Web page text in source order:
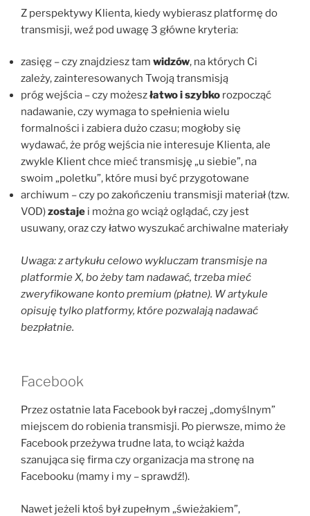
Z perspektywy Klienta, kiedy wybierasz platformę do
transmisji, weź pod uwagę 3 główne kryteria:
zasięg – czy znajdziesz tam widzów, na których Ci
zależy, zainteresowanych Twoją transmisją
próg wejścia – czy możeszłatwo i szybko rozpocząć
nadawanie, czy wymaga to spełnienia wielu
formalności i zabiera dużo czasu; mogłoby się
wydawać, że próg wejścia nie interesuje Klienta, ale
zwykle Klient chce mieć transmisję „u siebie”, na
swoim „poletku”, które musi być przygotowane
archiwum – czy po zakończeniu transmisji materiał (tzw.
VOD)zostaje i można go wciąż oglądać, czy jest
usuwany, oraz czy łatwo wyszukać archiwalne materiały
Uwaga: z artykułu celowo wykluczam transmisje na
platformie X, bo żeby tam nadawać, trzeba mieć
zweryfikowane konto premium (płatne). W artykule
opisuję tylko platformy, które pozwalają nadawać
bezpłatnie.
Facebook
Przez ostatnie lata Facebook był raczej „domyślnym”
miejscem do robienia transmisji. Po pierwsze, mimo że
Facebook przeżywa trudne lata, to wciąż każda
szanująca się firma czy organizacja ma stronę na
Facebooku (mamy i my – sprawdź!).
Nawet jeżeli ktoś był zupełnym „świeżakiem”,